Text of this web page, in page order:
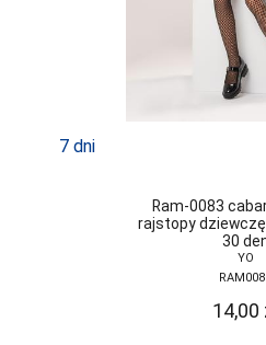
KINGA
KNITTEX
KUBA
LADY TINA
LAMA
7 dni
Ram-0083
rajstopy
30
YO
14,00